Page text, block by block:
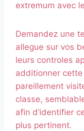
extremum avec
Demandez une
allegue sur vos
leurs controles
additionner
pareillement
classe,
afin d’identifier
plus pertinent.